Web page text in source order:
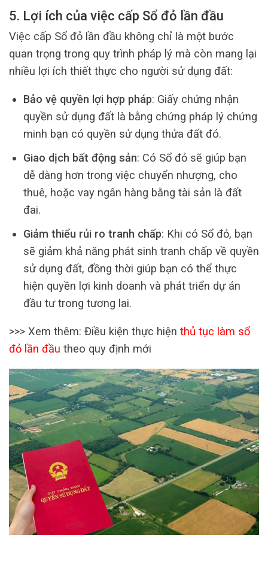
5. Lợi ích của việc cấp Sổ đỏ lần đầu
Việc cấp Sổ đỏ lần đầu không chỉ là một bước
quan trọng trong quy trình pháp lý mà còn mang lại
nhiều lợi ích thiết thực cho người sử dụng đất:
Bảo vệ quyền lợi hợp pháp: Giấy chứng nhận
quyền sử dụng đất là bằng chứng pháp lý chứng
minh bạn có quyền sử dụng thửa đất đó.
Giao dịch bất động sản: Có Sổ đỏ sẽ giúp bạn
dễ dàng hơn trong việc chuyển nhượng, cho
thuê, hoặc vay ngân hàng bằng tài sản là đất
đai.
Giảm thiểu rủi ro tranh chấp: Khi có Sổ đỏ, bạn
sẽ giảm khả năng phát sinh tranh chấp về quyền
sử dụng đất, đồng thời giúp bạn có thể thực
hiện quyền lợi kinh doanh và phát triển dự án
đầu tư trong tương lai.
>>> Xem thêm: Điều kiện thực hiện thủ tục làm sổ
đỏ lần đầu theo quy định mới